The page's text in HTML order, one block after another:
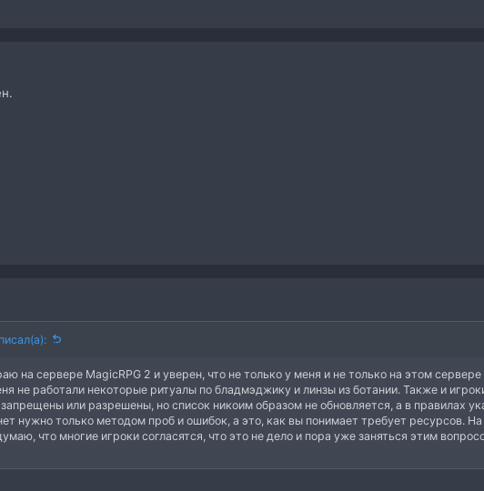
на сервере MagicRPG 2 и уверен, что не только у меня и не только на этом
не работали некоторые ритуалы по бладмэджику и линзы из ботании. Также и
или разрешены, но список никоим образом не обновляется, а в правилах
нужно только методом проб и ошибок, а это, как вы понимает требует ресурсов.
что многие игроки согласятся, что это не дело и пора уже заняться этим